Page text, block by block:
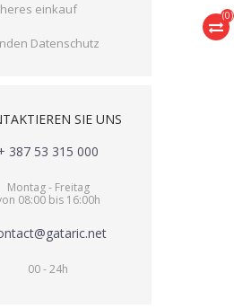
(0)
einkauf
Datenschutz
SIE UNS
387 53 315 000
Montag - Freitag
08:00 bis 16:00h
00 - 24h